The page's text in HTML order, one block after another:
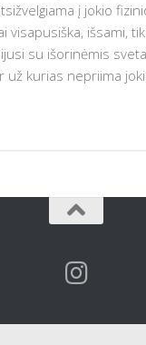
į jokio
visapusiška, išsami,
su išorinėmis
už kurias nepriima